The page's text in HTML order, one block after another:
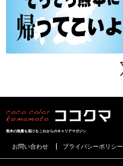
熊本の熱量を届けるこれからのキャリアマガジン
お問い合わせ プライバシーポリシー